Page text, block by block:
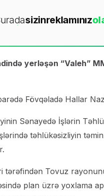
sizinreklamınız
yerləşən “Valeh”
Fövqəladə Hallar
Sənayedə İşlərin
təhlükəsizliyin
tərəfindən Tovuz
plan üzrə yoxlama